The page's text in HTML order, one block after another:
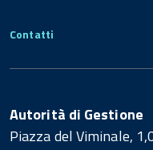
Contatti
Autorità di Gestione
Piazza del Viminale,